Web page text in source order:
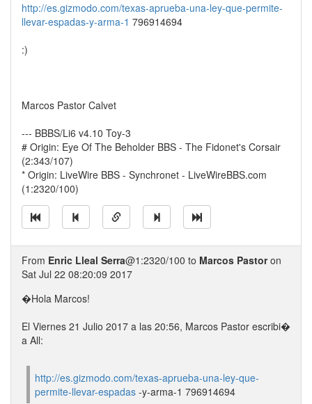
http://es.gizmodo.com/texas-aprueba-una-ley-que-permite-
llevar-espadas-y-arma-1 796914694
:)
Marcos Pastor Calvet
--- BBBS/Li6 v4.10 Toy-3
# Origin: Eye Of The Beholder BBS - The Fidonet's Corsair
(2:343/107)
* Origin: LiveWire BBS - Synchronet - LiveWireBBS.com
(1:2320/100)
From Enric Lleal Serra@1:2320/100 to Marcos Pastoron
Sat Jul 22 08:20:09 2017
�Hola Marcos!
El Viernes 21 Julio 2017 a las 20:56, Marcos Pastor escribi�
a All:
http://es.gizmodo.com/texas-aprueba-una-ley-que-
permite-llevar-espadas -y-arma-1 796914694